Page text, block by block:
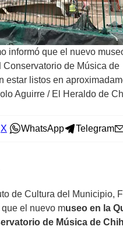
informó que el nuevo
Conservatorio de Música de
estar listos en
Aguirre / El Heraldo de
X WhatsApp Telegram
de Cultura del Municipio,
el nuevo museo en la
de Música de